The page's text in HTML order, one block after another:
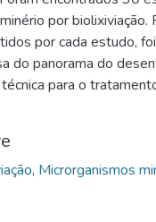
por biolixiviação.
por cada estudo,
do panorama do
para o
, Microrganismos